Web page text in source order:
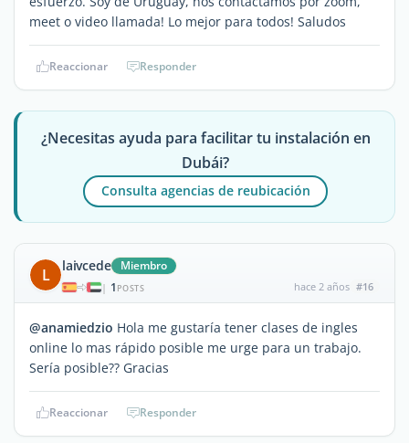
meet o video llamada! Lo mejor para todos! Saludos
Reaccionar Responder
¿Necesitas ayuda para facilitar tu instalación en
Dubái?
Consulta agencias de reubicación
L laivcede Miembro
| 1 POSTS hace 2 años #16
@anamiedzio Hola me gustaría tener clases de ingles
online lo mas rápido posible me urge para un trabajo.
Sería posible?? Gracias
Reaccionar Responder